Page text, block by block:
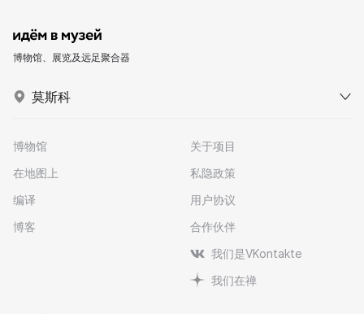
博物馆、展览及远足聚合器
莫斯科
博物馆
在地图上
编译
博客
关于项目
私隐政策
用户协议
合作伙伴
我们是VKontakte
我们在禅